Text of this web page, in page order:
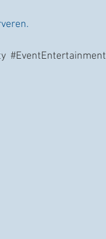
#EventEntertainment